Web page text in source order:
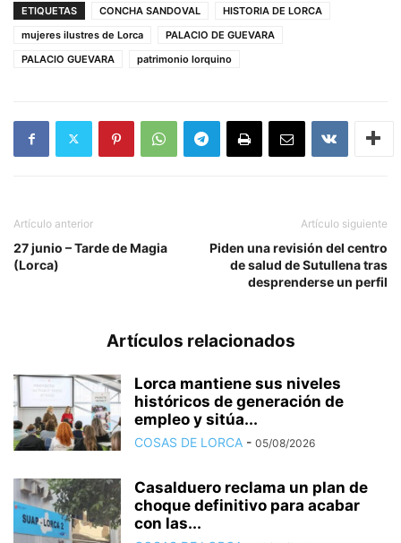
ETIQUETAS
CONCHA SANDOVAL
HISTORIA DE LORCA
mujeres ilustres de Lorca
PALACIO DE GUEVARA
PALACIO GUEVARA
patrimonio lorquino
Artículo anterior
27 junio – Tarde de Magia
(Lorca)
Artículo siguiente
Piden una revisión del centro
de salud de Sutullena tras
desprenderse un perfil
Artículos relacionados
Lorca mantiene sus niveles
históricos de generación de
empleo y sitúa...
COSAS DE LORCA - 05/08/2026
Casalduero reclama un plan de
choque definitivo para acabar
con las...